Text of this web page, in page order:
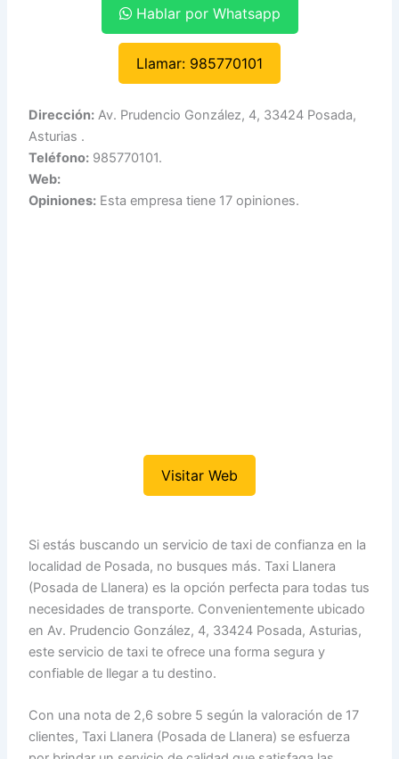
Hablar por Whatsapp
Llamar: 985770101
Dirección: Av. Prudencio González, 4, 33424 Posada,
Asturias .
Teléfono: 985770101.
Web:
Opiniones: Esta empresa tiene 17 opiniones.
Visitar Web
Si estás buscando un servicio de taxi de confianza en la
localidad de Posada, no busques más. Taxi Llanera
(Posada de Llanera) es la opción perfecta para todas tus
necesidades de transporte. Convenientemente ubicado
en Av. Prudencio González, 4, 33424 Posada, Asturias,
este servicio de taxi te ofrece una forma segura y
confiable de llegar a tu destino.
Con una nota de 2,6 sobre 5 según la valoración de 17
clientes, Taxi Llanera (Posada de Llanera) se esfuerza